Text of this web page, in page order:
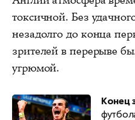
токсичной. Без
незадолго до конца
зрителей в перерыве
угрюмой.
Конец